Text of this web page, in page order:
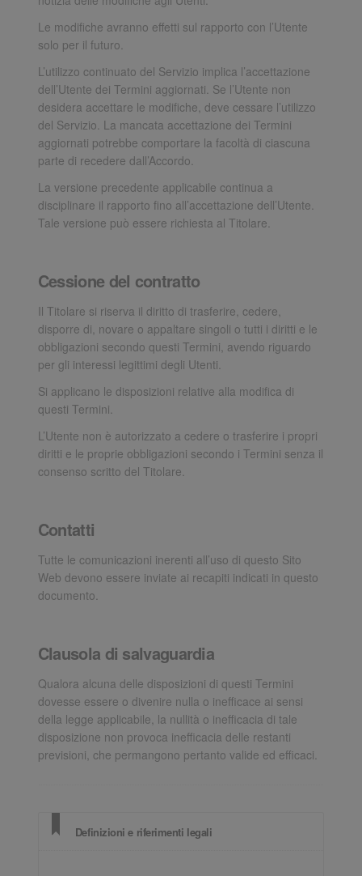
Le modifiche avranno effetti sul rapporto con l’Utente
solo per il futuro.
L’utilizzo continuato del Servizio implica l’accettazione
dell’Utente dei Termini aggiornati. Se l’Utente non
desidera accettare le modifiche, deve cessare l’utilizzo
del Servizio. La mancata accettazione dei Termini
aggiornati potrebbe comportare la facoltà di ciascuna
parte di recedere dall’Accordo.
La versione precedente applicabile continua a
disciplinare il rapporto fino all’accettazione dell’Utente.
Tale versione può essere richiesta al Titolare.
Cessione del contratto
Il Titolare si riserva il diritto di trasferire, cedere,
disporre di, novare o appaltare singoli o tutti i diritti e le
obbligazioni secondo questi Termini, avendo riguardo
per gli interessi legittimi degli Utenti.
Si applicano le disposizioni relative alla modifica di
questi Termini.
L’Utente non è autorizzato a cedere o trasferire i propri
diritti e le proprie obbligazioni secondo i Termini senza il
consenso scritto del Titolare.
Contatti
Tutte le comunicazioni inerenti all’uso di questo Sito
Web devono essere inviate ai recapiti indicati in questo
documento.
Clausola di salvaguardia
Qualora alcuna delle disposizioni di questi Termini
dovesse essere o divenire nulla o inefficace ai sensi
della legge applicabile, la nullità o inefficacia di tale
disposizione non provoca inefficacia delle restanti
previsioni, che permangono pertanto valide ed efficaci.
Definizioni e riferimenti legali